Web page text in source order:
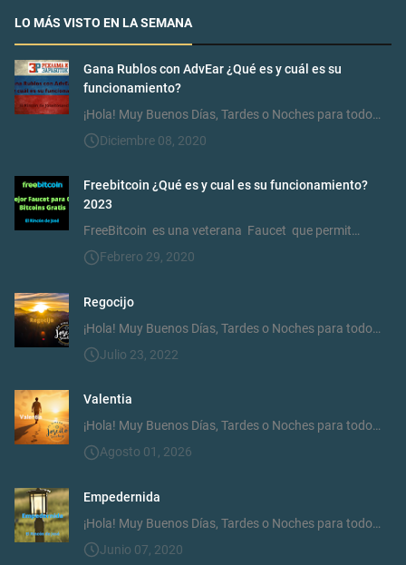
LO MÁS VISTO EN LA SEMANA
Gana Rublos con AdvEar ¿Qué es y cuál es su
funcionamiento?
¡Hola! Muy Buenos Días, Tardes o Noches para todo…
Diciembre 08, 2020
Freebitcoin ¿Qué es y cual es su funcionamiento?
2023
FreeBitcoin es una veterana Faucet que permit…
Febrero 29, 2020
Regocijo
¡Hola! Muy Buenos Días, Tardes o Noches para todo…
Julio 23, 2022
Valentia
¡Hola! Muy Buenos Días, Tardes o Noches para todo…
Agosto 01, 2026
Empedernida
¡Hola! Muy Buenos Días, Tardes o Noches para todo…
Junio 07, 2020